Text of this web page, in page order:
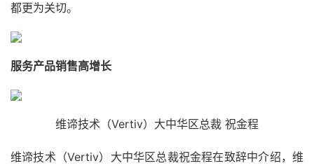
都更为关切。
服务产品销售高增长
维谛技术（Vertiv）大中华区总裁 祝金程
维谛技术（Vertiv）大中华区总裁祝金程在致辞中介绍，维